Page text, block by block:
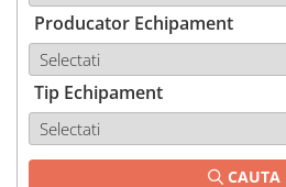
1.1.4. Climatizare si accesorii
1.2. Piese cu Prindere în 3
Puncte si mecanism de ridicare
1.2.1. Prindere in 3 puncte
Producator Echipament
Tip Echipament
CAUTA